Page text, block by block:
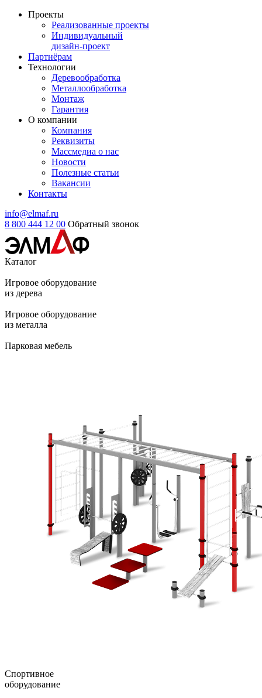
Проекты
Реализованные проекты
Индивидуальный
дизайн-проект
Партнёрам
Технологии
Деревообработка
Металлообработка
Монтаж
Гарантия
О компании
Компания
Реквизиты
Массмедиа о нас
Новости
Полезные статьи
Вакансии
Контакты
info@elmaf.ru
8 800 444 12 00 Обратный звонок
Каталог
Игровое оборудование
из дерева
Игровое оборудование
из металла
Парковая мебель
Спортивное
оборудование